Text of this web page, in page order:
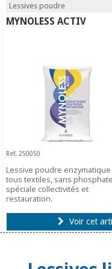
Lessives poudre
MYNOLESS ACTIV
Ref. 250050
Lessive poudre enzymatique
tous textiles, sans phosphate
spéciale collectivités et
restauration.
Voir cet